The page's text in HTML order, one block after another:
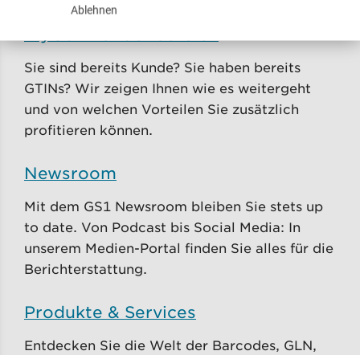
Sie sind bereits Kunde? Sie haben bereits
GTINs? Wir zeigen Ihnen wie es weitergeht
und von welchen Vorteilen Sie zusätzlich
profitieren können.
Newsroom
Mit dem GS1 Newsroom bleiben Sie stets up
to date. Von Podcast bis Social Media: In
unserem Medien-Portal finden Sie alles für die
Berichterstattung.
Produkte & Services
Entdecken Sie die Welt der Barcodes, GLN,
Ablehnen